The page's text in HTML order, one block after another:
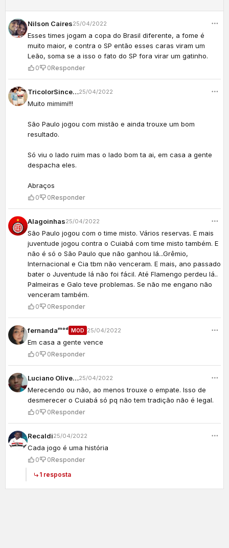
Nilson Caires25/04/2022
Esses times jogam a copa do Brasil diferente, a fome é
muito maior, e contra o SP então esses caras viram um
Leão, soma se a isso o fato do SP fora virar um gatinho.
0 0Responder
TricolorSincero25/04/2022
Muito mimimi!!!
São Paulo jogou com mistão e ainda trouxe um bom
resultado.
Só viu o lado ruim mas o lado bom ta ai, em casa a gente
despacha eles.
Abraços
0 0Responder
Alagoinhas25/04/2022
São Paulo jogou com o time misto. Vários reservas. E mais
juventude jogou contra o Cuiabá com time misto também. E
não é só o São Paulo que não ganhou lá...Grêmio,
Internacional e Cia tbm não venceram. E mais, ano passado
bater o Juventude lá não foi fácil. Até Flamengo perdeu lá..
Palmeiras e Galo teve problemas. Se não me engano não
venceram também.
0 0Responder
fernandaᵐᵒᵈ MOD 25/04/2022
Em casa a gente vence
0 0Responder
Luciano Oliveira25/04/2022
Merecendo ou não, ao menos trouxe o empate. Isso de
desmerecer o Cuiabá só pq não tem tradição não é legal.
0 0Responder
Recaldi25/04/2022
Cada jogo é uma história
0 0Responder
1 resposta